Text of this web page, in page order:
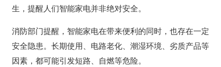
生，提醒人们智能家电并非绝对安全。
消防部门提醒，智能家电在带来便利的同时，也存在一定
安全隐患。长期使用、电路老化、潮湿环境、劣质产品等
因素，都可能引发短路、自燃等危险。